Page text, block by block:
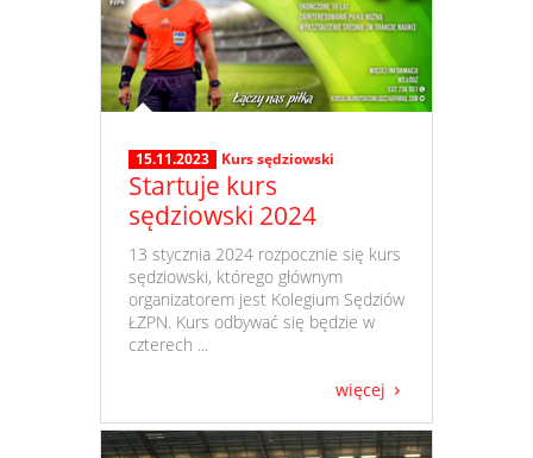
15.11.2023 Kurs sędziowski
Startuje kurs
sędziowski 2024
​ 13 stycznia 2024 rozpocznie się kurs
sędziowski, którego głównym
organizatorem jest Kolegium Sędziów
ŁZPN. Kurs odbywać się będzie w
czterech ...
więcej